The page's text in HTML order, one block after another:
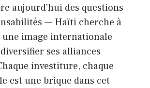
aujourd’hui des questions
— Haïti cherche à
image internationale
ses alliances
investiture, chaque
est une brique dans cet